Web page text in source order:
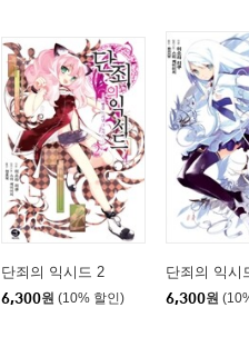
단죄의 익시드 2
6,300원 (10% 할인)
단죄의 익시
6,300원